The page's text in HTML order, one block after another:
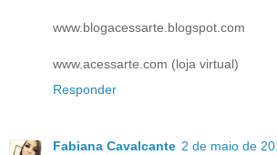
www.blogacessarte.blogspot.com
www.acessarte.com (loja virtual)
Responder
Fabiana Cavalcante 2 de maio de